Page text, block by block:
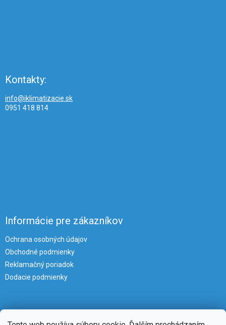
Kontakty:
info@iklimatizacie.sk
0951 418 814
Informácie pre zákazníkov
Ochrana osobných údajov
Obchodné podmienky
Reklamačný poriadok
Dodacie podmienky